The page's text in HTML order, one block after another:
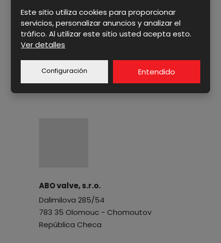
VÁLVULAS MARIPOSA CONCÉNTRICAS
VÁLVULAS MARIPOSA DE ALTO RENDIMIENTO
VÁLVULAS DE COMPUERTA Y VÁLVULAS DE
VÁLVULAS DE BOLA Y OTRAS
ACCESORIOS
ABO valve, s.r.o.
Dalimilova 285/54
783 35 Olomouc - Chomoutov
República Checa
Este sitio utiliza cookies para proporcionar
servicios, personalizar anuncios y analizar el
tráfico. Al utilizar este sitio usted acepta esto.
Ver detalles
Configuración Entendido